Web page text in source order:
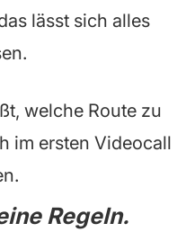
lässt sich alles
welche Route zu
im ersten Videocall
Regeln.